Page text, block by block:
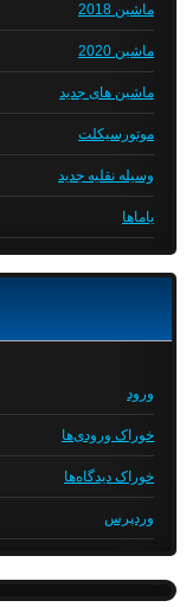
ماشین 2018
ماشین 2020
ماشین های جدید
موتورسیکلت
وسیله نقلیه جدید
یاماها
ورود
خوراک ورودی‌ها
خوراک دیدگاه‌ها
وردپرس